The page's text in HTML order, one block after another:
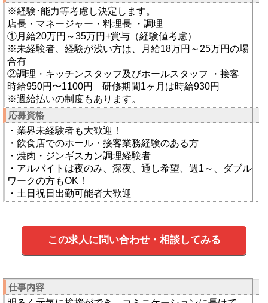
※経験･能力等考慮し決定します。
店長・マネージャー・料理長 ・調理
①月給20万円～35万円+賞与（経験値考慮）
※未経験者、経験が浅い方は、月給18万円～25万円の場
合有
②調理・キッチンスタッフ及びホールスタッフ ・接客
時給950円〜1100円 研修期間1ヶ月は時給930円
※週給払いの制度もあります。
応募資格
・業界未経験者も大歓迎！
・飲食店でのホール・接客業務経験のある方
・焼肉・ジンギスカン調理経験者
・アルバイトは夜のみ、深夜、通し希望、週1～、ダブル
ワークの方もOK！
・土日祝日出勤可能者大歓迎
この求人に問い合わせ・相談してみる
仕事内容